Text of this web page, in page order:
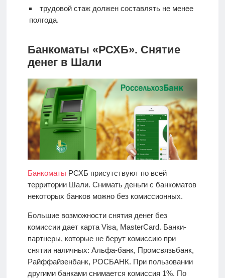
трудовой стаж должен составлять не менее
полгода.
Банкоматы «РСХБ». Снятие
денег в Шали
Банкоматы РСХБ присутствуют по всей
территории Шали. Снимать деньги с банкоматов
некоторых банков можно без комиссионных.
Большие возможности снятия денег без
комиссии дает карта Visa, MasterCard. Банки-
партнеры, которые не берут комиссию при
снятии наличных: Альфа-банк, Промсвязьбанк,
Райффайзенбанк, РОСБАНК. При пользовании
другими банками снимается комиссия 1%. По